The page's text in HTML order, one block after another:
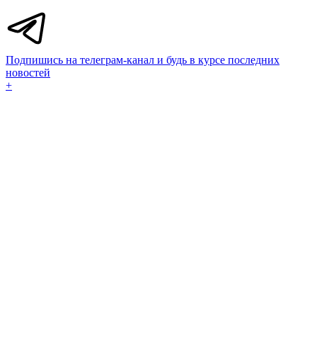
Подпишись на телеграм-канал и будь в курсе последних
новостей
+